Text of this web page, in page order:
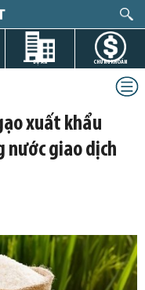
DỰ ÁN CHỨNG KHOÁN
xuất khẩu
giao dịch